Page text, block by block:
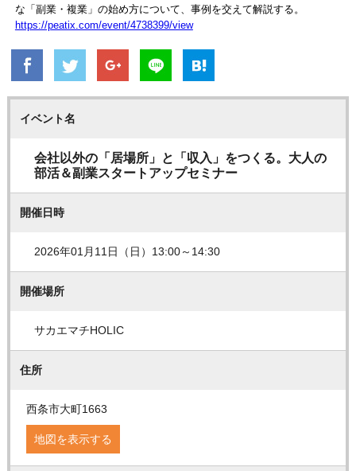
な「副業・複業」の始め方について、事例を交えて解説する。
https://peatix.com/event/4738399/view
イベント名
会社以外の「居場所」と「収入」をつくる。大人の
部活＆副業スタートアップセミナー
開催日時
2026年01月11日（日）13:00～14:30
開催場所
サカエマチHOLIC
住所
西条市大町1663
地図を表示する